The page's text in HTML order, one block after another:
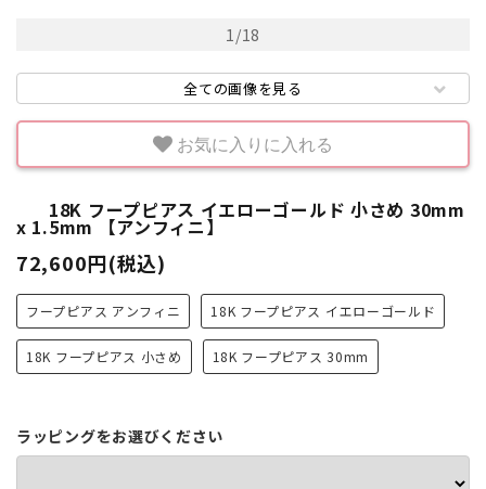
1/18
全ての画像を見る
お気に入りに入れる
18K フープピアス イエローゴールド 小さめ 30mm
x 1.5mm 【アンフィニ】
72,600円(税込)
フープピアス アンフィニ 18K フープピアス イエローゴールド
18K フープピアス 小さめ 18K フープピアス 30mm
ラッピングをお選びください